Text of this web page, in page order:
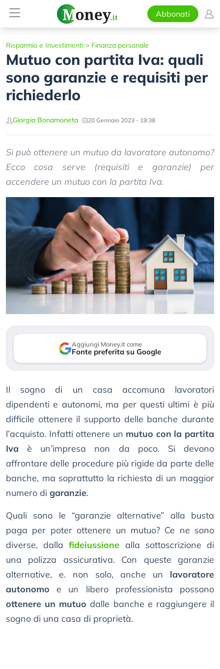
Abbonati
Risparmio e Investimenti > Finanza personale
Mutuo con partita Iva: quali
sono garanzie e requisiti per
richiederlo
Giorgia Bonamoneta 20 Gennaio 2023 - 19:38
Si può ottenere un mutuo da lavoratore autonomo?
Ecco cosa serve (requisiti e garanzie) per
accendere un mutuo con la partita Iva.
Aggiungi Money.it come
Fonte preferita su Google
Il sogno di un casa accomuna lavoratori
dipendenti e autonomi, ma per questi ultimi è più
difficile ottenere il supporto delle banche durante
l’acquisto. Infatti ottenere un mutuo con la partita
Iva è un’impresa non da poco. Si devono
affrontare delle procedure più rigide da parte delle
banche, ma soprattutto la richiesta di un maggior
numero di garanzie.
Quali sono le “garanzie alternative” alla busta
paga per poter ottenere un mutuo? Ce ne sono
diverse, dallafideiussione alla sottoscrizione di
una polizza assicurativa. Con queste garanzie
alternative, e. non solo, anche un lavoratore
autonomo e un libero professionista possono
ottenere un mutuo dalle banche e raggiungere il
sogno di una casa di proprietà.